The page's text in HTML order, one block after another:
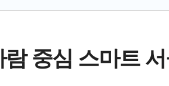
람 중심 스마트